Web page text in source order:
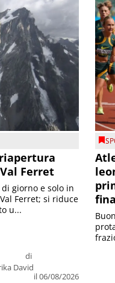
Ferret
di
David
il 06/08/2026
giorno e solo in
Ferret; si riduce
u...